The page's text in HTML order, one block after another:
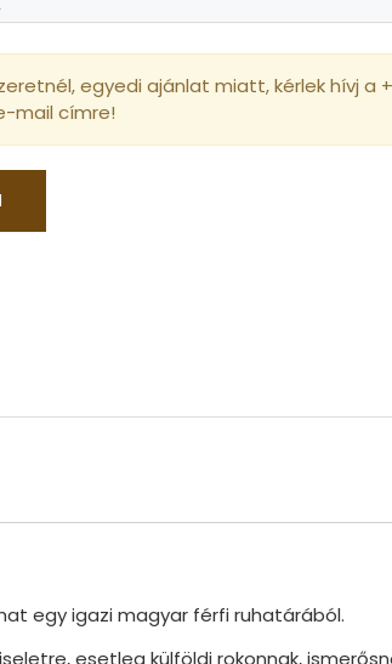
egyedi ajánlat miatt, kérlek hívj a
mail címre!
egy igazi magyar férfi ruhatárából.
esetleg külföldi rokonnak,